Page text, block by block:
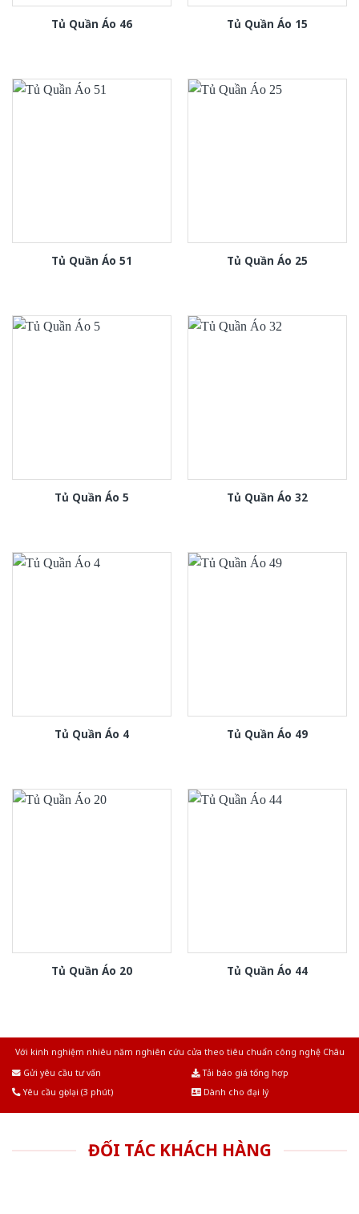
Tủ Quần Áo 46 Tủ Quần Áo 15
Tủ Quần Áo 51 Tủ Quần Áo 25
Tủ Quần Áo 5 Tủ Quần Áo 32
Tủ Quần Áo 4 Tủ Quần Áo 49
Tủ Quần Áo 20 Tủ Quần Áo 44
Với kinh nghiệm nhiêu năm nghiên cứu cửa theo tiêu chuẩn công nghệ Châu
Gửi yêu cầu tư vấn
Tải báo giá tổng hợp
Yêu cầu gọi lại (3 phút)
Dành cho đại lý
ĐỐI TÁC KHÁCH HÀNG